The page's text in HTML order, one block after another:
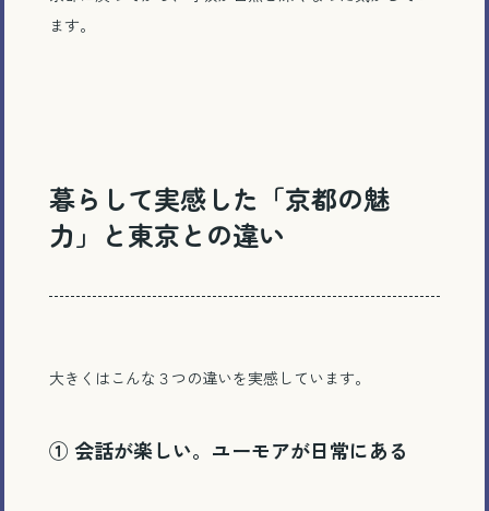
ます。
暮らして実感した「京都の魅
力」と東京との違い
大きくはこんな３つの違いを実感しています。
① 会話が楽しい。ユーモアが日常にある